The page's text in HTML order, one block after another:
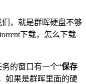
，就是群晖硬盘不够
下载，怎么下载
的窗口有一个“保存
如果是群晖里面的硬